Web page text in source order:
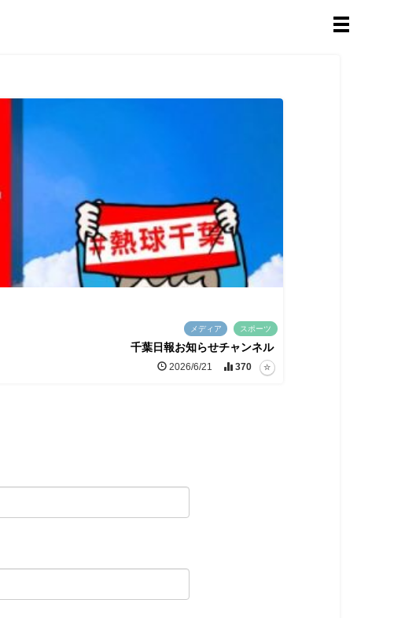
メディア スポーツ
千葉日報お知らせチャンネル
2026/6/21 370